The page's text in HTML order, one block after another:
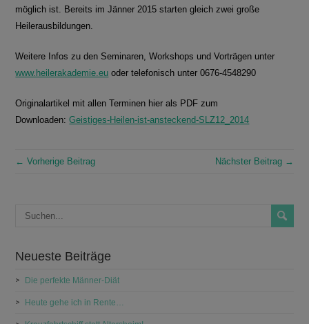
möglich ist. Bereits im Jänner 2015 starten gleich zwei große
Heilerausbildungen.
Weitere Infos zu den Seminaren, Workshops und Vorträgen unter
www.heilerakademie.eu oder telefonisch unter 0676-4548290
Originalartikel mit allen Terminen hier als PDF zum
Downloaden:Geistiges-Heilen-ist-ansteckend-SLZ12_2014
← Vorherige Beitrag Nächster Beitrag →
Neueste Beiträge
Die perfekte Männer-Diät
Heute gehe ich in Rente…